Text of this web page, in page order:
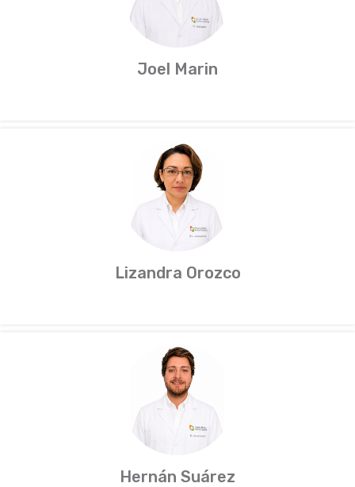
Joel Marin
Lizandra Orozco
Hernán Suárez